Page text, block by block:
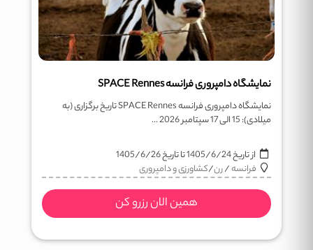
نمایشگاه دامپروری فرانسه SPACE Rennes
نمایشگاه دامپروری فرانسه SPACE Rennes تاریخ برگزاری (به
میلادی): 15 الی 17 سپتامبر 2026 ...
از تاریخ1405/6/24تا تاریخ1405/6/26
فرانسه/رن/کشاورزی و دامپروری
همین الان رزرو کن